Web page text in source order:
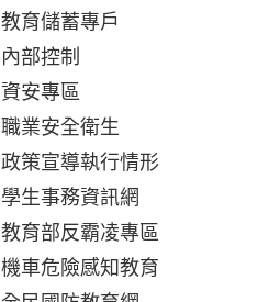
教育儲蓄專戶
內部控制
資安專區
職業安全衛生
政策宣導執行情形
學生事務資訊網
教育部反霸凌專區
機車危險感知教育